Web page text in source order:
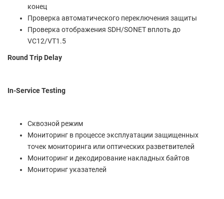
конец
Проверка автоматического переключения защиты
Проверка отображения SDH/SONET вплоть до
VC12/VT1.5
Round Trip Delay
In-Service Testing
Сквозной режим
Мониторинг в процессе эксплуатации защищенных
точек мониторинга или оптических разветвителей
Мониторинг и декодирование накладных байтов
Мониторинг указателей